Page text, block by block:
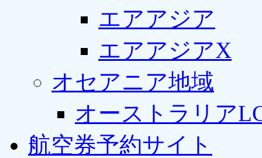
エアアジア
エアアジアX
オセアニア地域
オーストラリア
航空券予約サイト